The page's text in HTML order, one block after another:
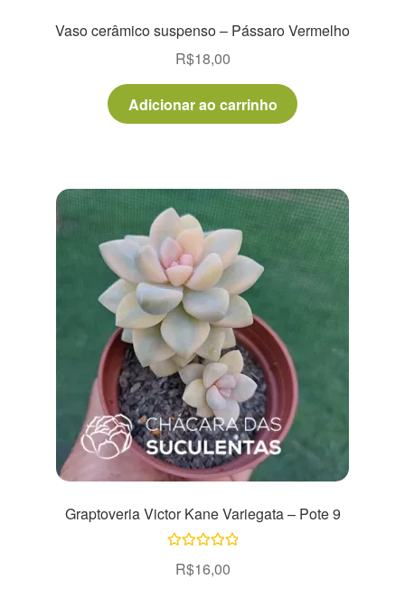
Vaso cerâmico suspenso – Pássaro Vermelho
R$18,00
Adicionar ao carrinho
Graptoveria Victor Kane Variegata – Pote 9
5.00 de 5
R$16,00